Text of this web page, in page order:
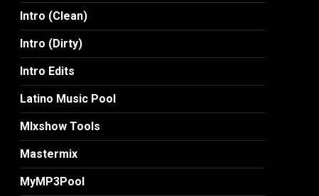
Intro (Clean)
Intro (Dirty)
Intro Edits
Latino Music Pool
MIxshow Tools
Mastermix
MyMP3Pool